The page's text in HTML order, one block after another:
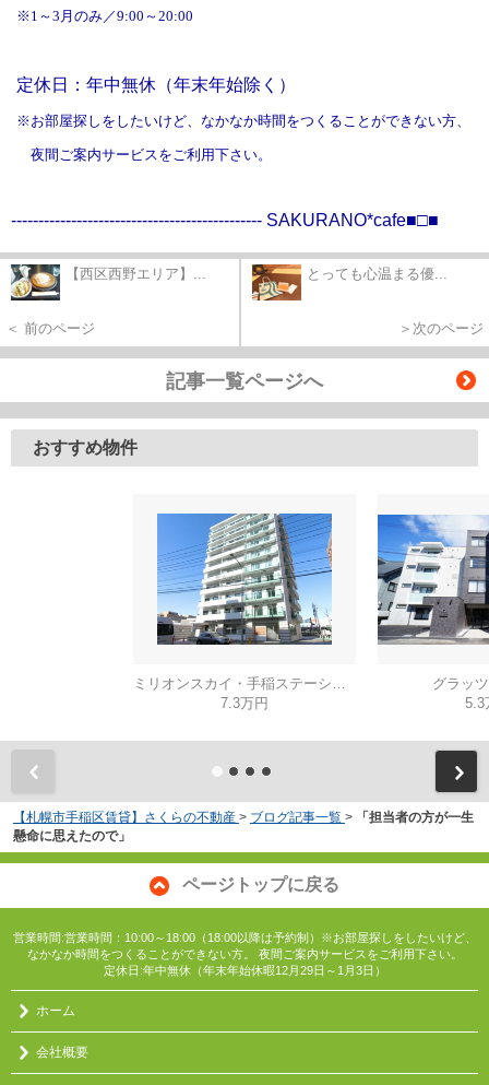
※1～3月のみ／9:00～20:00
定休日：年中無休（年末年始除く）
※お部屋探しをしたいけど、なかなか時間をつくることができない方、
夜間ご案内サービスをご利用下さい。
---------------------------------------------- SAKURANO*cafe■□■
【西区西野エリア】...
＜ 前のページ
とっても心温まる優...
＞次のページ
記事一覧ページへ
おすすめ物件
7.3万円
グラッ
5.3
【札幌市手稲区賃貸】さくらの不動産 > ブログ記事一覧 >
「担当者の方が一生
懸命に思えたので」
ページトップに戻る
営業時間:営業時間：10:00～18:00（18:00以降は予約制）※お部屋探しをしたいけど、
なかなか時間をつくることができない方。 夜間ご案内サービスをご利用下さい。
定休日:年中無休（年末年始休暇12月29日～1月3日）
ホーム
会社概要